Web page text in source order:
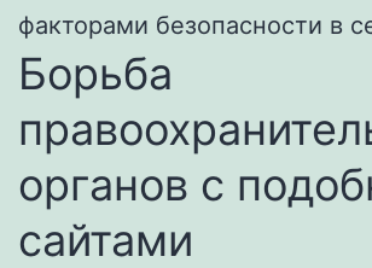
факторами безопасности в
Борьба
органов с
сайтами